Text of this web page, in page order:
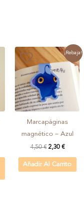
¡Rebaja!
Marcapáginas
magnético – Azul
4,50€ 2,30 €
Añadir Al Carrito